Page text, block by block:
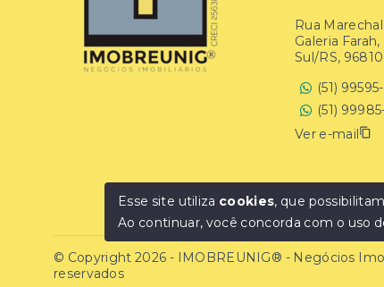
Rua
Galeria
Sul/RS,
(51)
(51)
Ver e-mail
© Copyright 2026 - IMOBREUNIG® - Negócios
reservados
Esse site utiliza cookies, que
Ao continuar, você concorda com o uso